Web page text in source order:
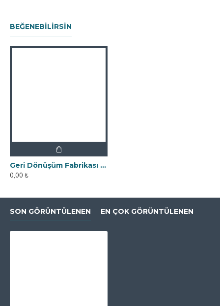
BEĞENEBILIRSIN
Geri Dönüşüm Fabrikası İçin Kolay Temizlenebilir Neodyum Elek Mıknatıs
0,00 ₺
SON GÖRÜNTÜLENEN EN ÇOK GÖRÜNTÜLENEN